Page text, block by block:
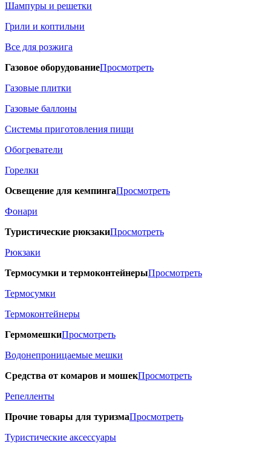
Шампуры и решетки
Грили и коптильни
Все для розжига
Газовое оборудованиеПросмотреть
Газовые плитки
Газовые баллоны
Системы приготовления пищи
Обогреватели
Горелки
Освещение для кемпингаПросмотреть
Фонари
Туристические рюкзакиПросмотреть
Рюкзаки
Термосумки и термоконтейнерыПросмотреть
Термосумки
Термоконтейнеры
ГермомешкиПросмотреть
Водонепроницаемые мешки
Средства от комаров и мошекПросмотреть
Репелленты
Прочие товары для туризмаПросмотреть
Туристические аксессуары